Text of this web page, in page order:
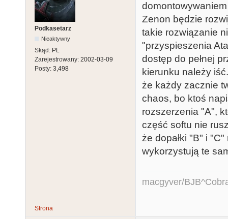
Podkasetarz
Nieaktywny
Skąd: PL
Zarejestrowany: 2002-03-09
Posty: 3,498
Zenon będzie
takie rozwiązanie
"przyspieszenia
dostęp do pełnej
kierunku należy
że każdy zacznie
chaos, bo ktoś
rozszerzenia "A",
część softu nie
że dopałki "B" i
wykorzystują te
macgyver/
Strona